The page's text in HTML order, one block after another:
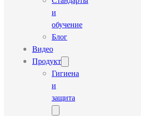
и
обучение
Блог
Видео
Продукт
Гигиена
и
защита